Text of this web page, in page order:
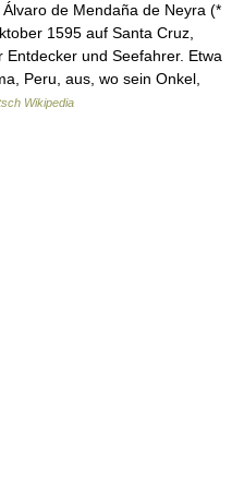
de Mendaña de Neyra (*
1595 auf Santa Cruz,
und Seefahrer. Etwa
Peru, aus, wo sein Onkel,
Wikipedia